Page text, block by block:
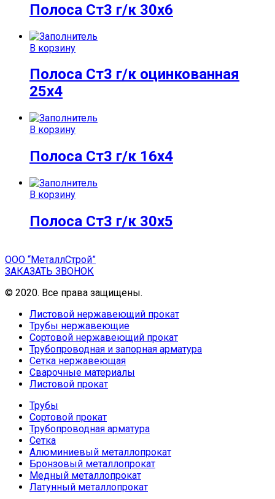
Полоса Ст3 г/к 30х6
В корзину
Полоса Ст3 г/к оцинкованная
25х4
В корзину
Полоса Ст3 г/к 16х4
В корзину
Полоса Ст3 г/к 30х5
ООО “МеталлСтрой”
ЗАКАЗАТЬ ЗВОНОК
© 2020. Все права защищены.
Листовой нержавеющий прокат
Трубы нержавеющие
Сортовой нержавеющий прокат
Трубопроводная и запорная арматура
Сетка нержавеющая
Сварочные материалы
Листовой прокат
Трубы
Сортовой прокат
Трубопроводная арматура
Сетка
Алюминиевый металлопрокат
Бронзовый металлопрокат
Медный металлопрокат
Латунный металлопрокат